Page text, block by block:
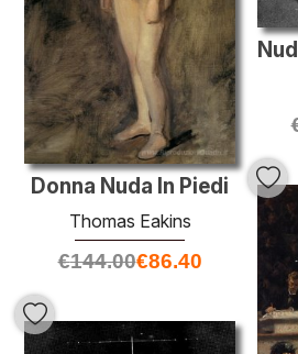
Donna Nuda In Piedi
Thomas Eakins
€144.00€86.40